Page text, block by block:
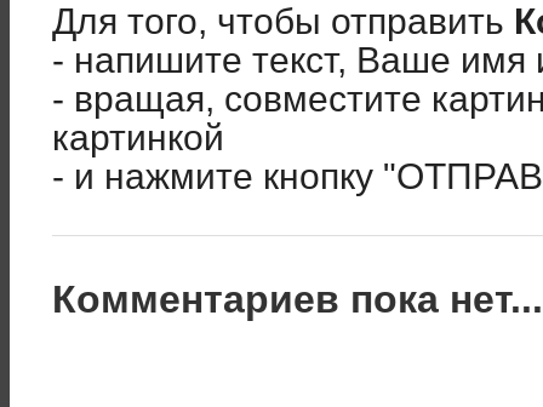
Для того, чтобы отправить
- напишите текст, Ваше имя
- вращая, совместите
картинкой
- и нажмите кнопку
Комментариев пока